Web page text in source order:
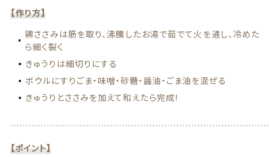
【作り方】
鶏ささみは筋を取り、沸騰したお湯で茹でて火を通し、冷めた
ら細く裂く
きゅうりは細切りにする
ボウルにすりごま・味噌・砂糖・醤油・ごま油を混ぜる
きゅうりとささみを加えて和えたら完成！
【ポイント】
ご利用ガイド
当店について
ブログ
よくある質問